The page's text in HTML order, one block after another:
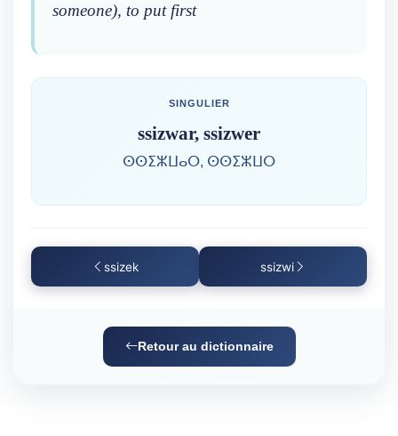
someone), to put first
SINGULIER
ssizwar, ssizwer
ⵙⵙⵉⵣⵡⴰⵔ, ⵙⵙⵉⵣⵡⵔ
ssizek ssizwi
Retour au dictionnaire